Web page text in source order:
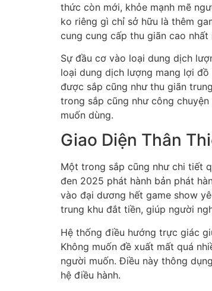
thức còn mới, khỏe mạnh mẽ
ko riêng gì chỉ sở hữu là thêm
cung cung cấp thu giãn cao
Sự đầu cơ vào loại dung dịch
loại dung dịch lượng mang lợi
được sắp cũng như thu giãn
trong sắp cũng như công
muốn dùng.
Giao Diện Thân
Một trong sắp cũng như chi tiết
đen 2025 phát hành bản phát
vào đại dương hết game show
trung khu đắt tiền, giúp người
Hệ thống điều hướng trực giác
Không muốn đề xuất mất quá
người muốn. Điều này thông
hệ điều hành.